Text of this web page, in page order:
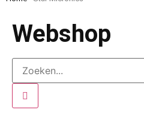
Webshop